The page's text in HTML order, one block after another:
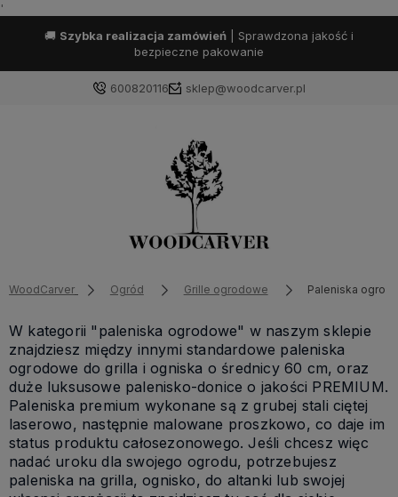
'
🚚 Szybka realizacja zamówień | Sprawdzona jakość i
bezpieczne pakowanie
600820116 sklep@woodcarver.pl
WoodCarver Ogród Grille ogrodowe Paleniska
W kategorii "paleniska ogrodowe" w naszym sklepie
znajdziesz między innymi standardowe paleniska
ogrodowe do grilla i ogniska o średnicy 60 cm, oraz
duże luksusowe palenisko-donice o jakości PREMIUM.
Paleniska premium wykonane są z grubej stali ciętej
laserowo, następnie malowane proszkowo, co daje im
status produktu całosezonowego. Jeśli chcesz więc
nadać uroku dla swojego ogrodu, potrzebujesz
paleniska na grilla, ognisko, do altanki lub swojej